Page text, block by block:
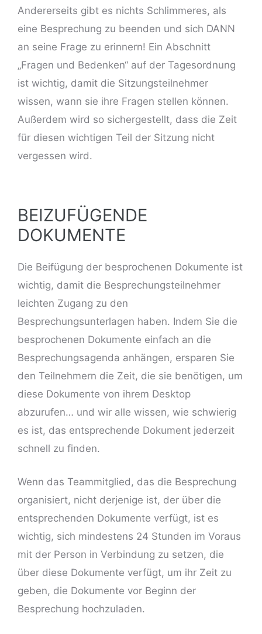
Andererseits gibt es nichts Schlimmeres, als
eine Besprechung zu beenden und sich DANN
an seine Frage zu erinnern! Ein Abschnitt
„Fragen und Bedenken“ auf der Tagesordnung
ist wichtig, damit die Sitzungsteilnehmer
wissen, wann sie ihre Fragen stellen können.
Außerdem wird so sichergestellt, dass die Zeit
für diesen wichtigen Teil der Sitzung nicht
vergessen wird.
BEIZUFÜGENDE
DOKUMENTE
Die Beifügung der besprochenen Dokumente ist
wichtig, damit die Besprechungsteilnehmer
leichten Zugang zu den
Besprechungsunterlagen haben. Indem Sie die
besprochenen Dokumente einfach an die
Besprechungsagenda anhängen, ersparen Sie
den Teilnehmern die Zeit, die sie benötigen, um
diese Dokumente von ihrem Desktop
abzurufen… und wir alle wissen, wie schwierig
es ist, das entsprechende Dokument jederzeit
schnell zu finden.
Wenn das Teammitglied, das die Besprechung
organisiert, nicht derjenige ist, der über die
entsprechenden Dokumente verfügt, ist es
wichtig, sich mindestens 24 Stunden im Voraus
mit der Person in Verbindung zu setzen, die
über diese Dokumente verfügt, um ihr Zeit zu
geben, die Dokumente vor Beginn der
Besprechung hochzuladen.